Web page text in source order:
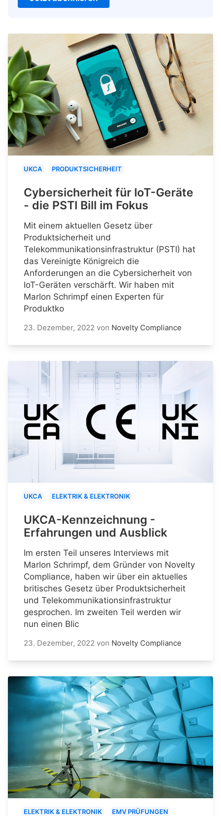
UKCA PRODUKTSICHERHEIT
Cybersicherheit für IoT-Geräte
- die PSTI Bill im Fokus
Mit einem aktuellen Gesetz über
Produktsicherheit und
Telekommunikationsinfrastruktur (PSTI) hat
das Vereinigte Königreich die
Anforderungen an die Cybersicherheit von
IoT-Geräten verschärft. Wir haben mit
Marlon Schrimpf einen Experten für
Produktko
23. Dezember, 2022 von Novelty Compliance
UKCA ELEKTRIK & ELEKTRONIK
UKCA-Kennzeichnung -
Erfahrungen und Ausblick
Im ersten Teil unseres Interviews mit
Marlon Schrimpf, dem Gründer von Novelty
Compliance, haben wir über ein aktuelles
britisches Gesetz über Produktsicherheit
und Telekommunikationsinfrastruktur
gesprochen. Im zweiten Teil werden wir
nun einen Blic
23. Dezember, 2022 von Novelty Compliance
ELEKTRIK & ELEKTRONIK
EMV PRÜFUNGEN